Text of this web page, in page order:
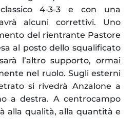
4-3-3 e con una
alcuni correttivi. Uno
del rientrante Pastore
al posto dello squalificato
l’altro supporto, ormai
nel ruolo. Sugli esterni
si rivedrà Anzalone a
a destra. A centrocampo
alla qualità, alla quantità e